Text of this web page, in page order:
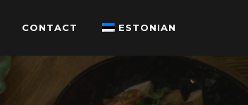
CONTACT ESTONIAN